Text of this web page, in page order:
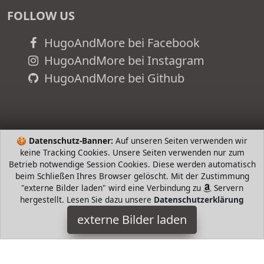
🍪 Datenschutz-Banner: Auf unseren Seiten verwenden wir
keine Tracking Cookies. Unsere Seiten verwenden nur zum
Betrieb notwendige Session Cookies. Diese werden automatisch
beim Schließen Ihres Browser gelöscht. Mit der Zustimmung
"externe Bilder laden" wird eine Verbindung zu
Servern
hergestellt. Lesen Sie dazu unsere Datenschutzerklärung
externe Bilder laden
FOLLOW US
HugoAndMore bei Facebook
HugoAndMore bei Instagram
HugoAndMore bei Github
Ida Plus
Misc. L das in Ida Plus Bierhefe Tabletten enthaltene Biotin